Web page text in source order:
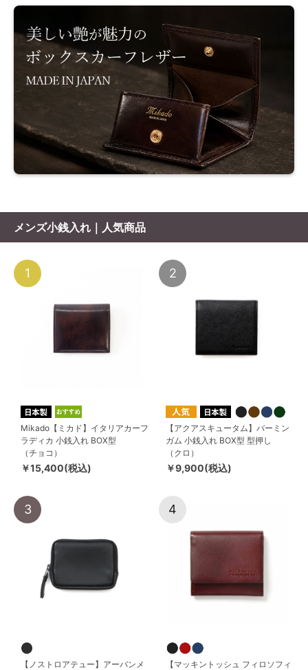
メンズ小銭入れ｜人気商品
1
Mikado【ミカド】イタリアカーフ
ラディカ 小銭入れ BOX型
（チョコ）
￥15,400(税込)
2
【アクアスキュータム】バーミン
ガム 小銭入れ BOX型 型押し
（クロ）
￥9,900(税込)
3
【ノストロアテュー】アーバンメ
4
【マッキントッシュ フィロソフィ